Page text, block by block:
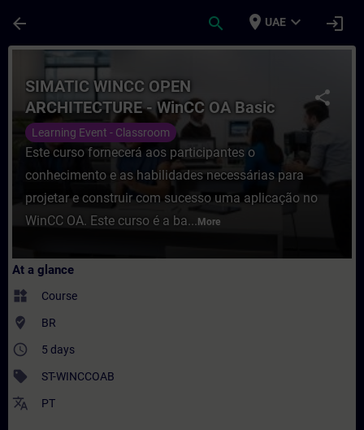
arrow_back search place UAE expand_more login
Course - SIMATIC WINCC OPEN
share
SIMATIC WINCC OPEN
ARCHITECTURE - WinCC OA Basic
Learning Event - Classroom
Este curso fornecerá aos participantes o
conhecimento e as habilidades necessárias para
projetar e construir com sucesso uma aplicação no
WinCC OA. Este curso é a ba... More
At a glance
widgets Course
where_to_vote BR
access_time 5 days
sell ST-WINCCOAB
translate PT